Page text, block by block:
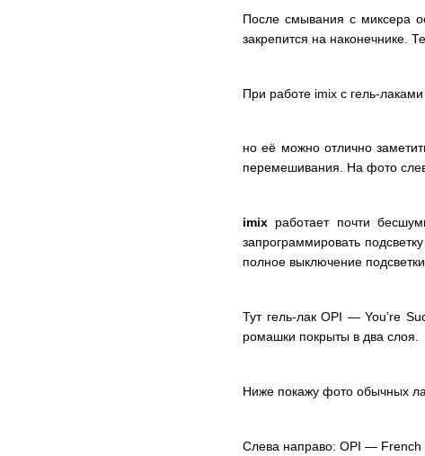
После смывания с миксера
закрепится на наконечнике.
При работе imix с гель-
но её можно отлично
перемешивания. На фото
imix работает почти
запрограммировать
полное выключение
Тут гель-лак OPI — You’re
ромашки покрыты в два слоя.
Ниже покажу фото обычных
Слева направо: OPI —